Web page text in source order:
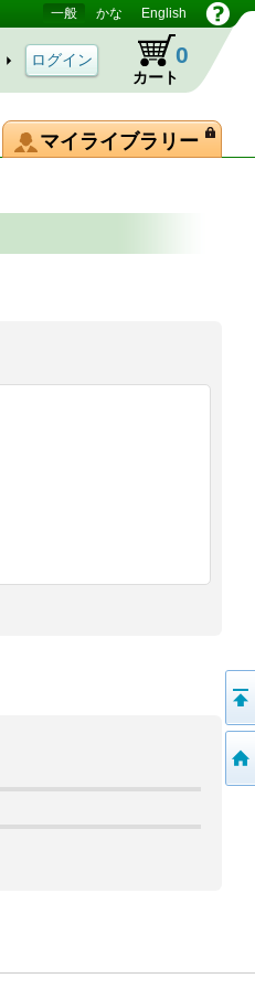
一般 かな English
カート
0
マイライブラリー